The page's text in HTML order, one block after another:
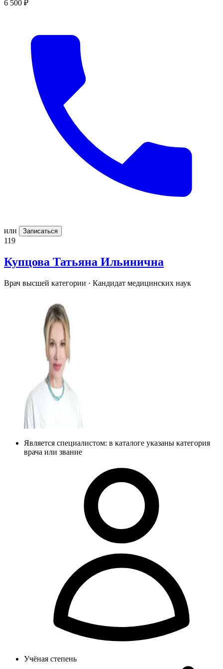
6 500 ₽
или Записаться
119
Купцова Татьяна Ильинична
Врач высшей категории · Кандидат медицинских наук
Является специалистом: в каталоге указаны категория
врача или звание
Учёная степень